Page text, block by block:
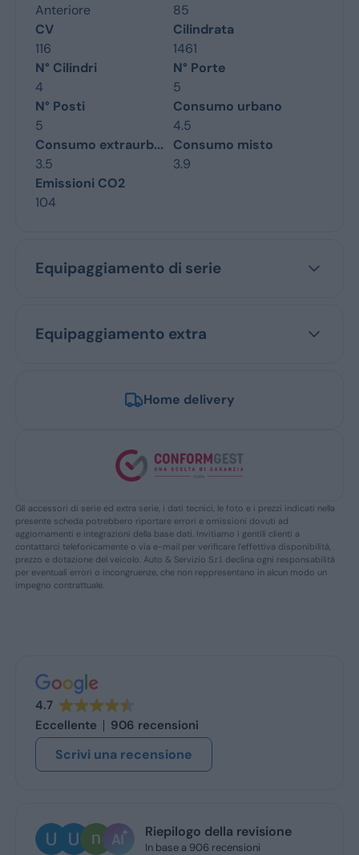
Anteriore
85
CV
116
Cilindrata
1461
N° Cilindri
4
N° Porte
5
N° Posti
5
Consumo urbano
4.5
Consumo extraurb...
3.5
Consumo misto
3.9
Emissioni CO2
104
Equipaggiamento di serie
Equipaggiamento extra
Home delivery
Gli accessori di serie ed extra serie, i dati tecnici, le foto e i prezzi indicati nella
presente scheda potrebbero riportare errori e omissioni dovuti ad
aggiornamenti e integrazioni della base dati. Invitiamo i gentili clienti a
contattarci telefonicamente o via e-mail per verificare l’effettiva disponibilità,
prezzo e dotazione del veicolo. Auto & Servizio S.r.l. declina ogni responsabilità
per eventuali errori o incongruenze, che non reppresentano in alcun modo un
impegno contrattuale.
4.7
Eccellente
906 recensioni
Scrivi una recensione
Riepilogo della revisione
In base a 906 recensioni